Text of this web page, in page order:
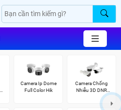
Camera Ip Dome
Full Color Hik
Camera Chống
Nhiễu 3D DNR